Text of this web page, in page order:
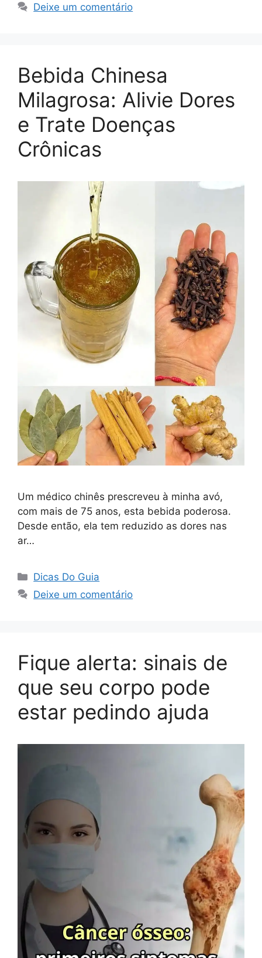
Deixe um comentário
Bebida Chinesa
Milagrosa: Alivie Dores
e Trate Doenças
Crônicas
Um médico chinês prescreveu à minha avó,
com mais de 75 anos, esta bebida poderosa.
Desde então, ela tem reduzido as dores nas
ar…
Categorias
Dicas Do Guia
Deixe um comentário
Fique alerta: sinais de
que seu corpo pode
estar pedindo ajuda